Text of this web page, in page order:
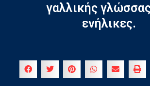
γαλλικής
ενήλικες.